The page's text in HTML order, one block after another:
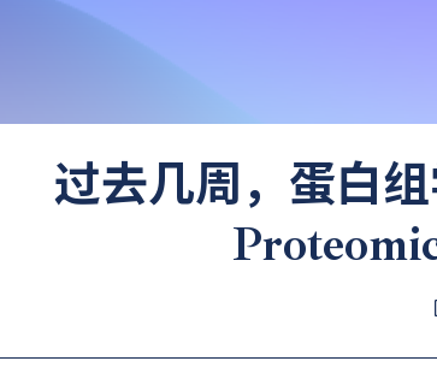
过去几周，蛋白组